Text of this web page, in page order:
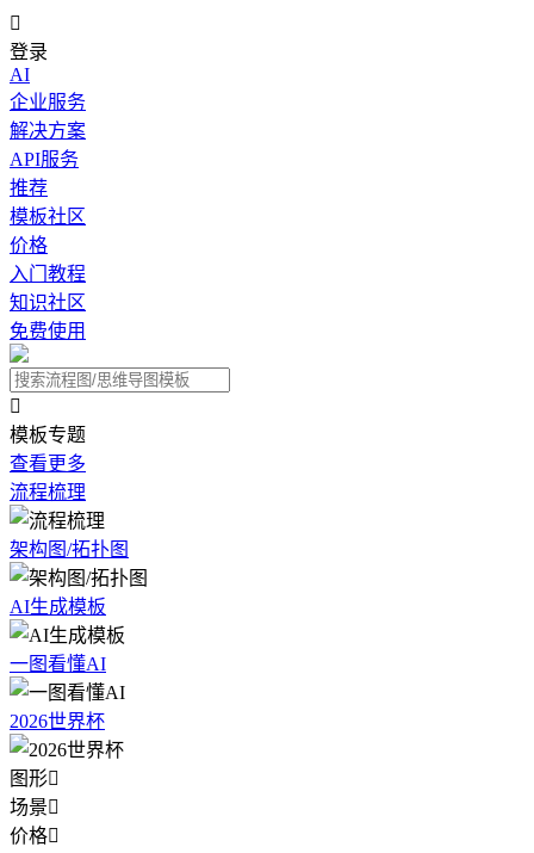

登录
AI
企业服务
解决方案
API服务
推荐
模板社区
价格
入门教程
知识社区
免费使用

模板专题
查看更多
流程梳理
架构图/拓扑图
AI生成模板
一图看懂AI
2026世界杯
图形
场景
价格